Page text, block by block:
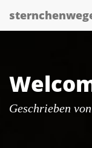
Geschrieben von